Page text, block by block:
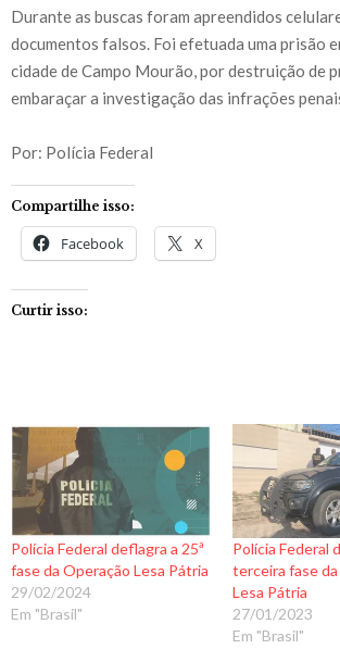
Durante as buscas foram apreendidos
documentos falsos. Foi efetuada uma prisão
cidade de Campo Mourão, por destruição de
embaraçar a investigação das infrações
Por: Polícia Federal
Compartilhe isso:
Facebook X
Curtir isso:
Polícia Federal deflagra a 25ª
fase da Operação Lesa Pátria
29/02/2024
Em "Brasil"
Polícia Federal
terceira fase
Lesa Pátria
27/01/2023
Em "Brasil"